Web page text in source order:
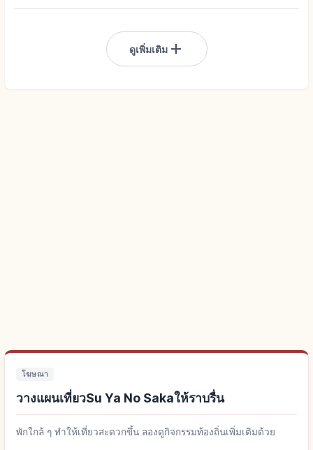
ดูเพิ่มเติมadd
โฆษณา
วางแผนเที่ยวSu Ya No Sakaให้ราบรื่น
พักใกล้ ๆ ทำให้เที่ยวสะดวกขึ้น ลองดูกิจกรรมท้องถิ่นเพิ่มเติมด้วย